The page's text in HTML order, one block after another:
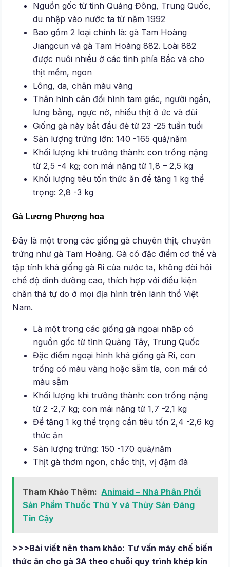
Nguồn gốc từ tỉnh Quảng Đông, Trung Quốc,
du nhập vào nước ta từ năm 1992
Bao gồm 2 loại chính là: gà Tam Hoàng
Jiangcun và gà Tam Hoàng 882. Loài 882
được nuôi nhiều ở các tỉnh phía Bắc và cho
thịt mềm, ngon
Lông, da, chân màu vàng
Thân hình cân đối hình tam giác, người ngắn,
lưng bằng, ngực nở, nhiều thịt ở ức và đùi
Giống gà này bắt đầu đẻ từ 23 -25 tuần tuổi
Sản lượng trứng lớn: 140 -165 quả/năm
Khối lượng khi trưởng thành: con trống nặng
từ 2,5 -4 kg; con mái nặng từ 1,8 – 2,5 kg
Khối lượng tiêu tốn thức ăn để tăng 1 kg thể
trọng: 2,8 -3 kg
Gà Lương Phượng hoa
Đây là một trong các giống gà chuyên thịt, chuyên
trứng như gà Tam Hoàng. Gà có đặc điểm cơ thể và
tập tính khá giống gà Ri của nước ta, không đòi hỏi
chế độ dinh dưỡng cao, thích hợp với điều kiện
chăn thả tự do ở mọi địa hình trên lãnh thổ Việt
Nam.
Là một trong các giống gà ngoại nhập có
nguồn gốc từ tỉnh Quảng Tây, Trung Quốc
Đặc điểm ngoại hình khá giống gà Ri, con
trống có màu vàng hoặc sẫm tía, con mái có
màu sẫm
Khối lượng khi trưởng thành: con trống nặng
từ 2 -2,7 kg; con mái nặng từ 1,7 -2,1 kg
Để tăng 1 kg thể trọng cần tiêu tốn 2,4 -2,6 kg
thức ăn
Sản lượng trứng: 150 -170 quả/năm
Thịt gà thơm ngon, chắc thịt, vị đậm đà
Tham Khảo Thêm: Animaid – Nhà Phân Phối
Sản Phẩm Thuốc Thú Y và Thủy Sản Đáng
Tin Cậy
>>>Bài viết nên tham khảo: Tư vấn máy chế biến
thức ăn cho gà 3A theo chuỗi quy trình khép kín